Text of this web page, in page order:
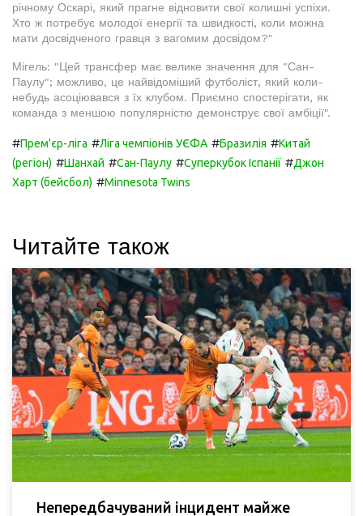
річному Оскарі, який прагне відновити свої колишні успіхи.
Хто ж потребує молодої енергії та швидкості, коли можна
мати досвідченого гравця з вагомим досвідом?"
Мігель: "Цей трансфер має велике значення для "Сан-
Паулу"; можливо, це найвідоміший футболіст, який коли-
небудь асоціювався з їх клубом. Приємно спостерігати, як
команда з меншою популярністю демонструє свої амбіції".
#Прем'єр-ліга #Ліга чемпіонів УЄФА #Бразилія #Китай
(регіон) #Шанхай #Сан-Паулу #Суперкубок Іспанії #Джон
Харт (бейсбол) #Minnesota Twins
Читайте також
Непередбачуваний інцидент майже